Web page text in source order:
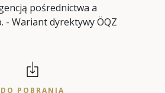
pośrednictwa a
Wariant dyrektywy ÖQZ
DO POBRANIA